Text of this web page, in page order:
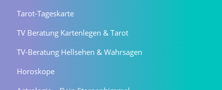
Tarot-Tageskarte
TV Beratung Kartenlegen & Tarot
TV-Beratung Hellsehen & Wahrsagen
Horoskope